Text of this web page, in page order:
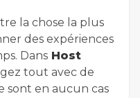
la chose la plus
des expériences
Dans Host
tout avec de
sont en aucun cas